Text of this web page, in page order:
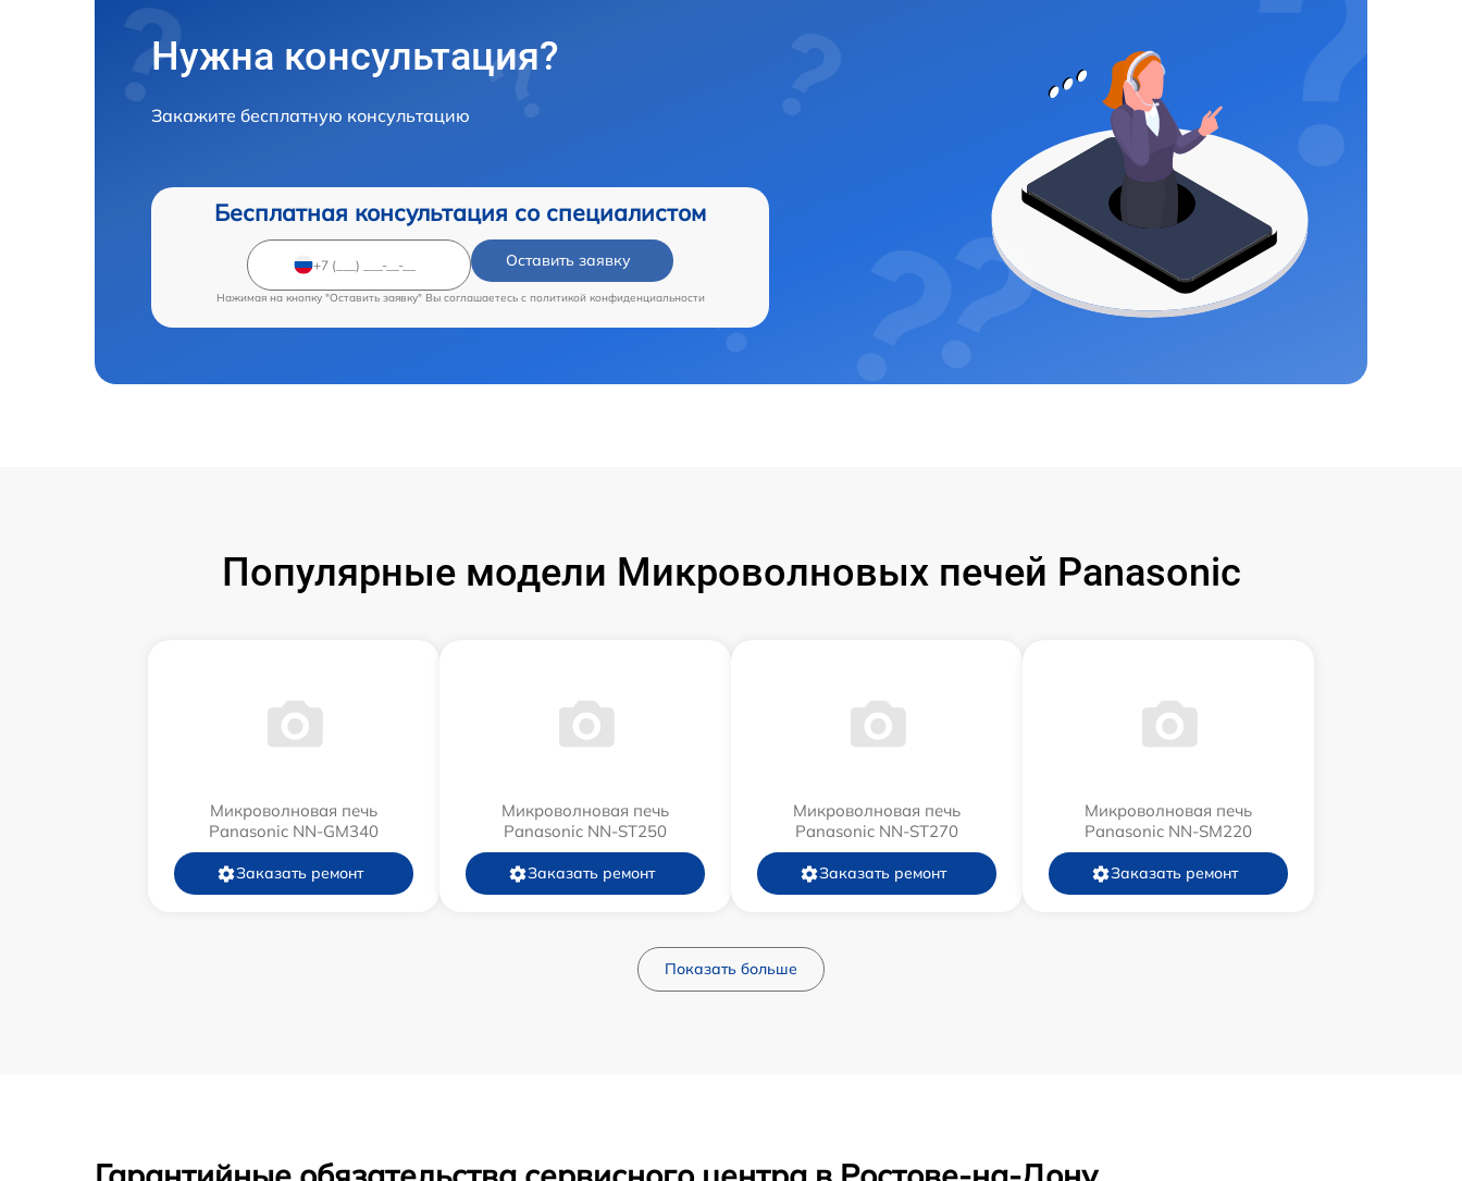
Нужна консультация?
Закажите бесплатную консультацию
Бесплатная консультация со специалистом
Оставить заявку
Нажимая на кнопку "Оставить заявку" Вы соглашаетесь c политикой конфиденциальности
Популярные модели Микроволновых печей Panasonic
Микроволновая печь
Panasonic NN-GM340
Заказать ремонт
Микроволновая печь
Panasonic NN-ST250
Заказать ремонт
Микроволновая печь
Panasonic NN-ST270
Заказать ремонт
Микроволновая печь
Panasonic NN-SM220
Заказать ремонт
Показать больше